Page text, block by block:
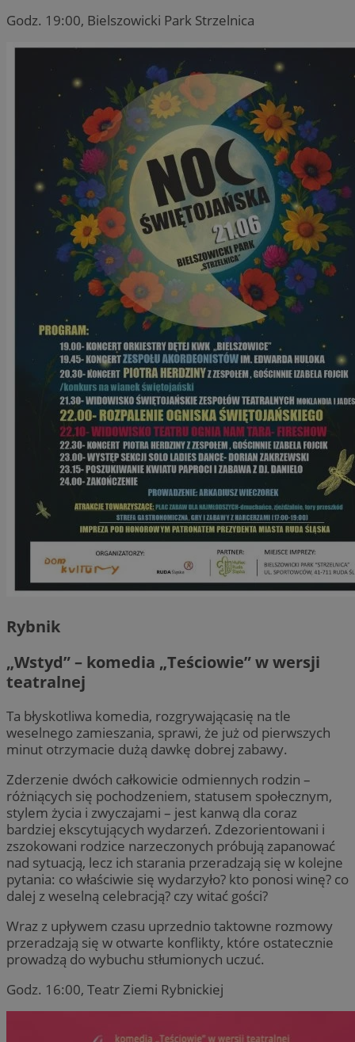
Godz. 19:00, Bielszowicki Park Strzelnica
Rybnik
„Wstyd” – komedia „Teściowie” w wersji
teatralnej
Ta błyskotliwa komedia, rozgrywającasię na tle
weselnego zamieszania, sprawi, że już od pierwszych
minut otrzymacie dużą dawkę dobrej zabawy.
Zderzenie dwóch całkowicie odmiennych rodzin –
różniących się pochodzeniem, statusem społecznym,
stylem życia i zwyczajami – jest kanwą dla coraz
bardziej ekscytujących wydarzeń. Zdezorientowani i
zszokowani rodzice narzeczonych próbują zapanować
nad sytuacją, lecz ich starania przeradzają się w kolejne
pytania: co właściwie się wydarzyło? kto ponosi winę? co
dalej z weselną celebracją? czy witać gości?
Wraz z upływem czasu uprzednio taktowne rozmowy
przeradzają się w otwarte konflikty, które ostatecznie
prowadzą do wybuchu stłumionych uczuć.
Godz. 16:00, Teatr Ziemi Rybnickiej